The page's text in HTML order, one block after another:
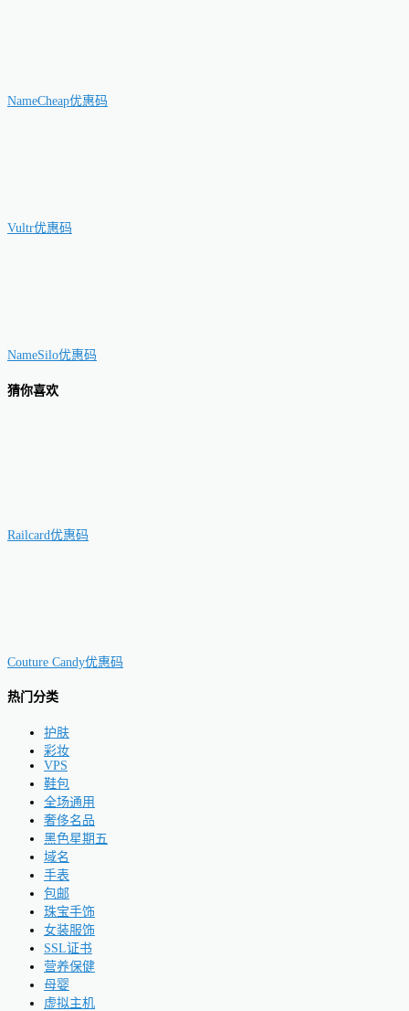
NameCheap优惠码
Vultr优惠码
NameSilo优惠码
猜你喜欢
Railcard优惠码
Couture Candy优惠码
热门分类
护肤
彩妆
VPS
鞋包
全场通用
奢侈名品
黑色星期五
域名
手表
包邮
珠宝手饰
女装服饰
SSL证书
营养保健
母婴
虚拟主机